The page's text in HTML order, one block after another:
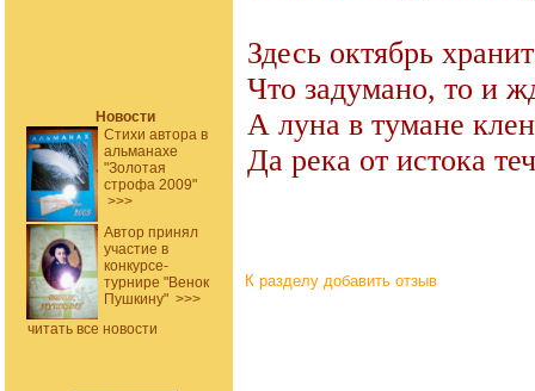
Новости
Стихи автора в
альманахе
"Золотая
строфа 2009"
>>>
Автор принял
участие в
конкурсе-
турнире "Венок
Пушкину" >>>
читать все новости
Здесь октябрь
Что задумано, то и
А луна в тумане
Да река от истока
К разделу добавить отзыв